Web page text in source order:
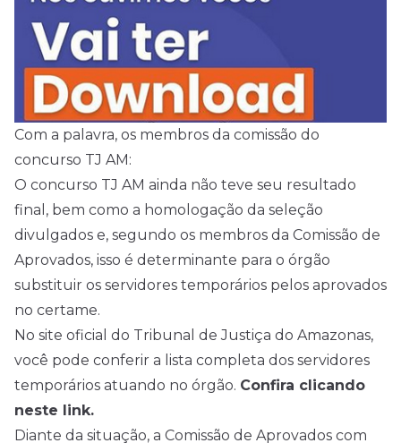
Com a palavra, os membros da comissão do
concurso TJ AM:
O concurso TJ AM ainda não teve seu resultado
final, bem como a homologação da seleção
divulgados e, segundo os membros da Comissão de
Aprovados, isso é determinante para o órgão
substituir os servidores temporários pelos aprovados
no certame.
No site oficial do Tribunal de Justiça do Amazonas,
você pode conferir a lista completa dos servidores
temporários atuando no órgão. Confira clicando
neste link.
Diante da situação, a Comissão de Aprovados com